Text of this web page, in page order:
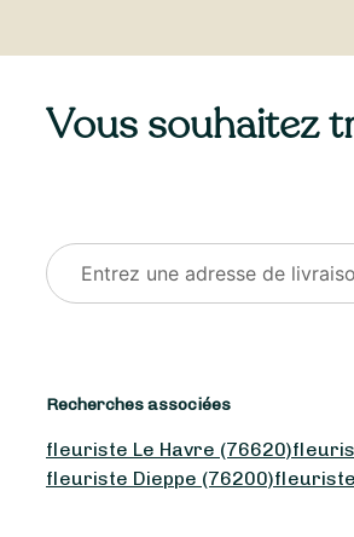
Vous souhaitez
Recherches associées
fleuriste Le Havre (76620)
fleuriste Dieppe (76200)